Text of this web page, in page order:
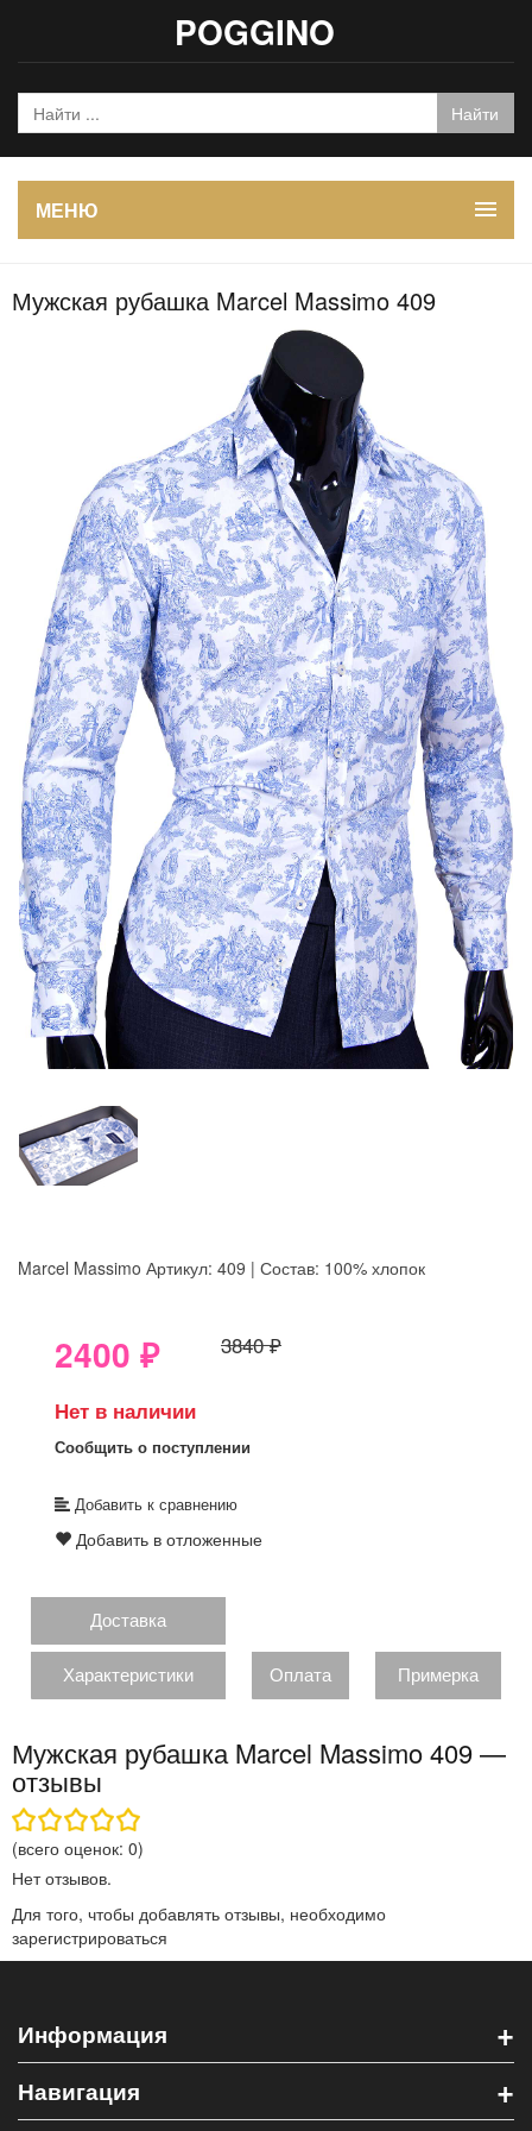
POGGINO
МЕНЮ
Мужская рубашка Marcel Massimo 409
Marcel Massimo Артикул: 409 | Состав: 100% хлопок
2400 ₽ 3840 ₽
Нет в наличии
Сообщить о поступлении
Добавить к сравнению
Добавить в отложенные
Доставка
Характеристики Оплата Примерка
Мужская рубашка Marcel Massimo 409 —
отзывы
(всего оценок: 0)
Нет отзывов.
Для того, чтобы добавлять отзывы, необходимо
зарегистрироваться
Информация +
Навигация
+